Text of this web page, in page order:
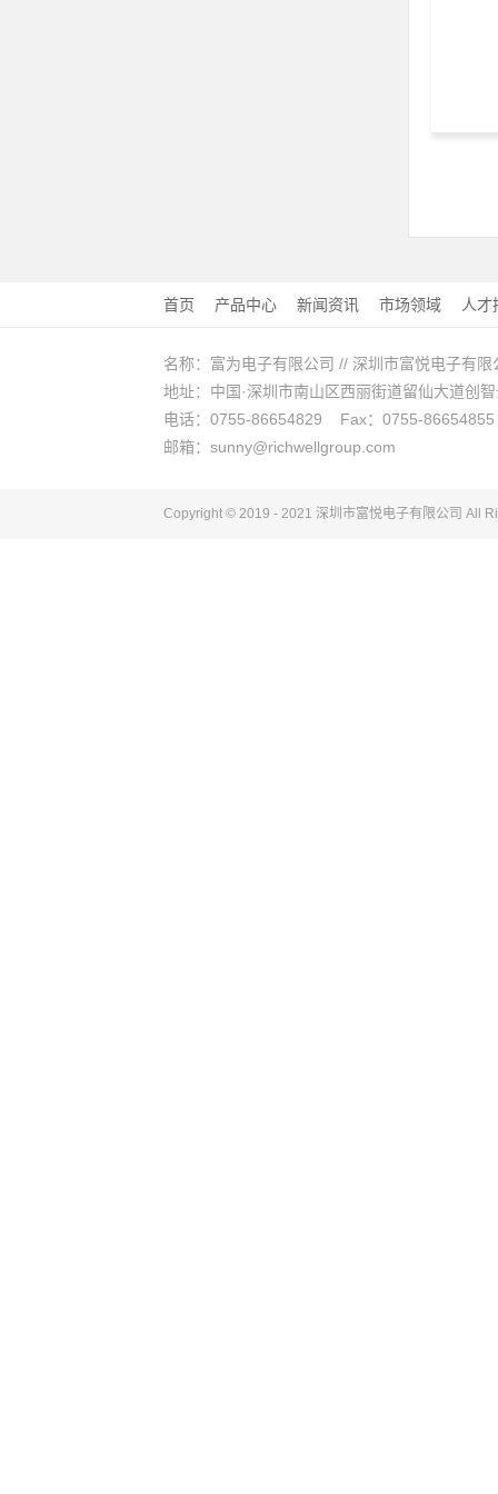
首页 产品中心 新闻资讯 市场领域 人才
名称：富为电子有限公司 // 深圳市富悦电子有限
地址：中国·深圳市南山区西丽街道留仙大道创
电话：0755-86654829 Fax：0755-86654855
邮箱：sunny@richwellgroup.com
Copyright © 2019 - 2021 深圳市富悦电子有限公司 All